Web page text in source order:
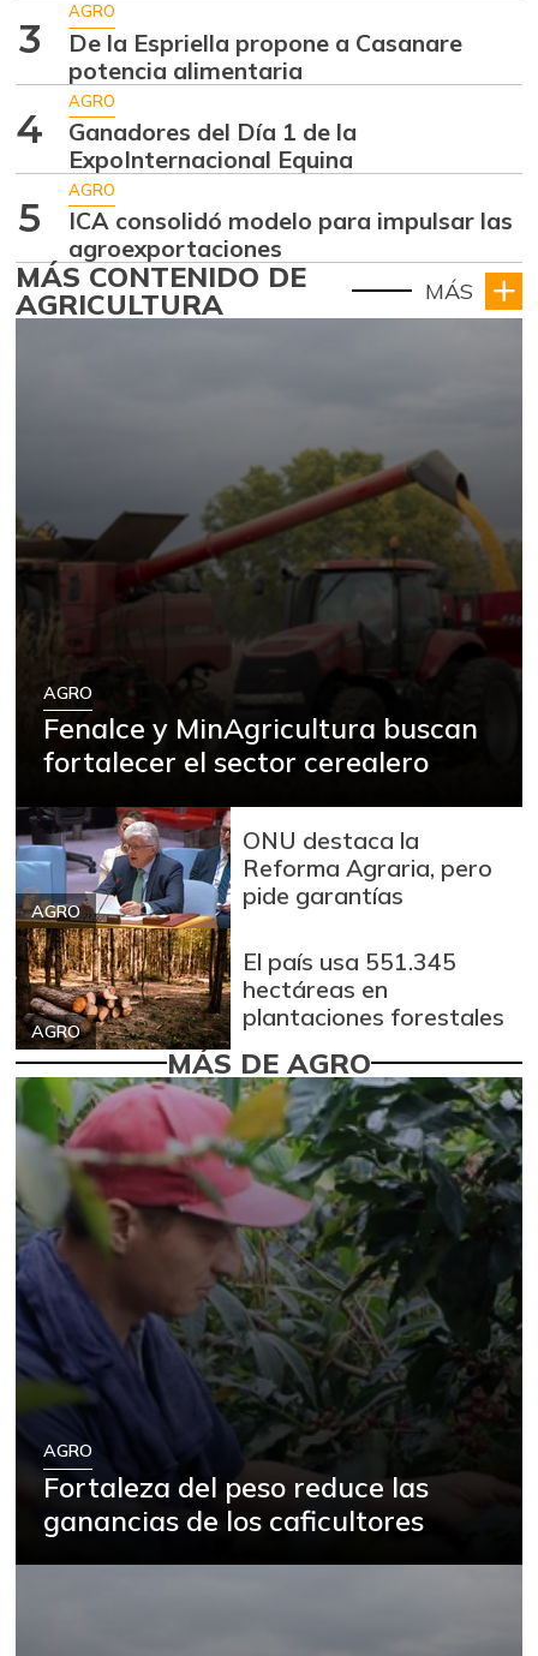
3
AGRO
De la Espriella propone a Casanare
potencia alimentaria
4
AGRO
Ganadores del Día 1 de la
ExpoInternacional Equina
5
AGRO
ICA consolidó modelo para impulsar las
agroexportaciones
MÁS CONTENIDO DE
AGRICULTURA MÁS
AGRO
Fenalce y MinAgricultura buscan
fortalecer el sector cerealero
AGRO
ONU destaca la
Reforma Agraria, pero
pide garantías
AGRO
El país usa 551.345
hectáreas en
plantaciones forestales
MÁS DE AGRO
AGRO
Fortaleza del peso reduce las
ganancias de los caficultores